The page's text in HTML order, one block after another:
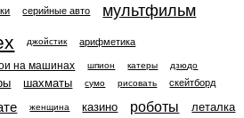
серийные авто мультфильм
джойстик арифметика
на машинах шпион катеры дзюдо
шахматы сумо рисовать скейтборд
женщина казино роботы леталка